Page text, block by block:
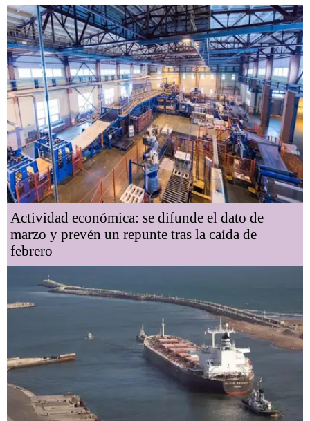
Actividad económica: se difunde el dato de
marzo y prevén un repunte tras la caída de
febrero